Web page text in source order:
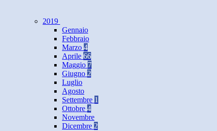
2019
Gennaio
Febbraio
Marzo 4
Aprile 66
Maggio 7
Giugno 2
Luglio
Agosto
Settembre 1
Ottobre 4
Novembre
Dicembre 2